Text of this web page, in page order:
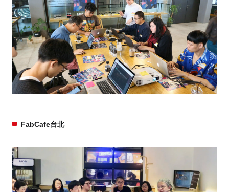
FabCafe台北